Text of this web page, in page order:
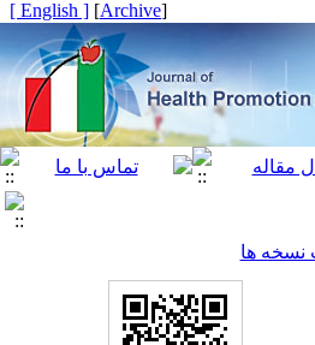
[
Archive
]
[ English ]
ها